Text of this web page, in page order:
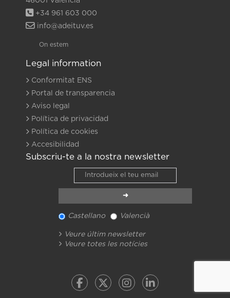
+34 961 603 000
info@adeituv.es
On estem
Legal information
Conformitat ENS
Portal de transparencia
Aviso legal
Política de privacidad
Política de cookies
Accesibilidad
Subscriu-te a la nostra newsletter
Castellano Valencià
Veure últim newsletter
Veure totes les notícies